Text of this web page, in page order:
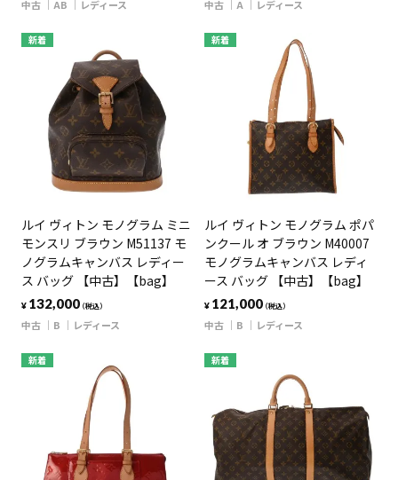
中古 AB レディース 中古 A レディース
新着
ルイ ヴィトン モノグラム ミニ
モンスリ ブラウン M51137 モ
ノグラムキャンバス レディー
ス バッグ 【中古】【bag】
¥ 132,000（税込）
中古 B レディース
新着
ルイ ヴィトン モノグラム ポパ
ンクール オ ブラウン M40007
モノグラムキャンバス レディ
ース バッグ 【中古】【bag】
¥ 121,000（税込）
中古 B レディース
新着 新着